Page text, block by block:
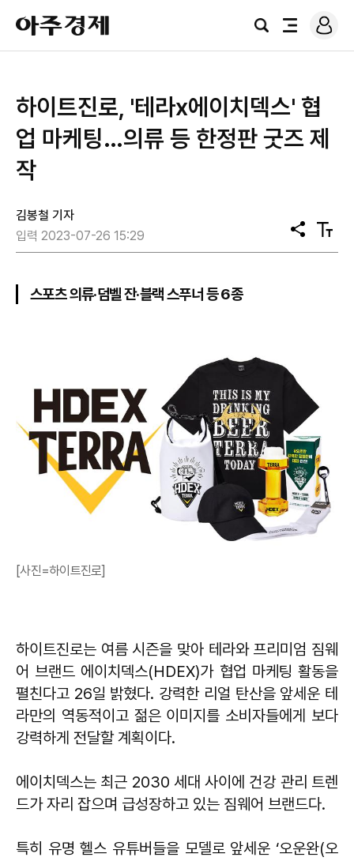
아
주
경
검
전
로
그
​하이트진로, '테라x에이치덱스' 협
업 마케팅…의류 등 한정판 굿즈 제
작
김봉철 기자
입력 2023-07-26 15:29
공
유
텍
스
스포츠 의류·덤벨 잔·블랙 스푸너 등 6종
[사진=하이트진로]
하이트진로는 여름 시즌을 맞아 테라와 프리미엄 짐웨
어 브랜드 에이치덱스(HDEX)가 협업 마케팅 활동을
펼친다고 26일 밝혔다. 강력한 리얼 탄산을 앞세운 테
라만의 역동적이고 젊은 이미지를 소비자들에게 보다
강력하게 전달할 계획이다.
에이치덱스는 최근 2030 세대 사이에 건강 관리 트렌
드가 자리 잡으며 급성장하고 있는 짐웨어 브랜드다.
특히 유명 헬스 유튜버들을 모델로 앞세운 ‘오운완(오